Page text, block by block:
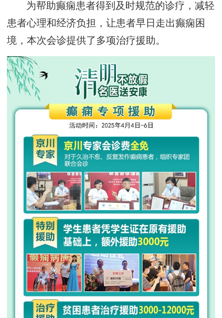
为帮助癫痫患者得到及时规范的诊疗，减轻
患者心理和经济负担，让患者早日走出癫痫困
境，本次会诊提供了多项治疗援助。